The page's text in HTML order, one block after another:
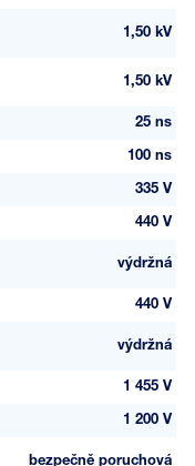
1,50 kV
1,50 kV
25 ns
100 ns
335 V
440 V
výdržná
440 V
výdržná
1 455 V
1 200 V
bezpečně poruchová